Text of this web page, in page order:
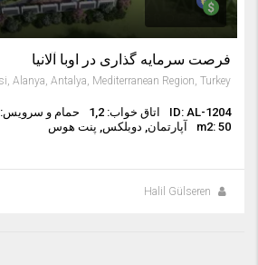
فرصت سرمایه گذاری در اوبا آلانیا
ID: AL-1204 اتاق خواب: 1,2
حمام و سرویس: 1,3
m2: 50
آپارتمان, دوبلکس, پنت هوس
Halil Gülseren